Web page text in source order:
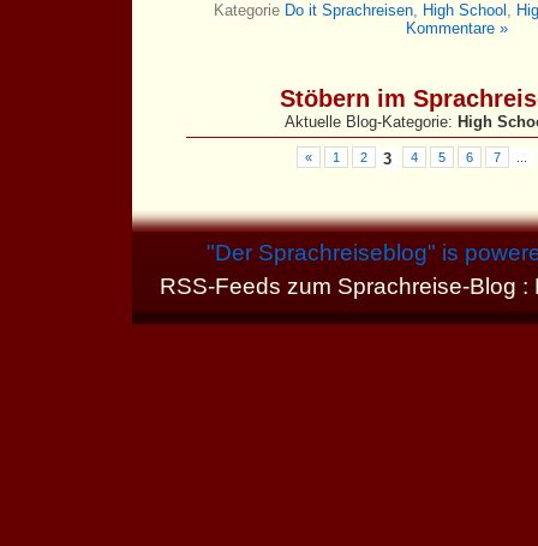
Kategorie Do it Sprachreisen, High School ,
Kommentare »
Stöbern im
Aktuelle Blog-Kategorie: High
« 1 2 3 4 5 6 7
"Der Sprachreiseblog" is
RSS-Feeds zum Sprachreise-Blog :